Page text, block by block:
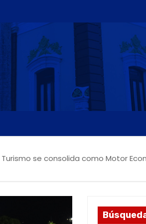
Turismo se consolida como Motor